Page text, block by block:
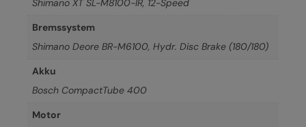
Shimano XT SL-M8100-IR, 12-Speed
Bremssystem
Shimano Deore BR-M6100, Hydr. Disc Brake (180/180)
Akku
Bosch CompactTube 400
Motor